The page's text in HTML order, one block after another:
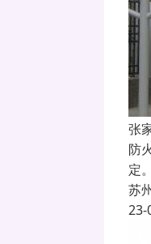
张
防
定
苏
23-